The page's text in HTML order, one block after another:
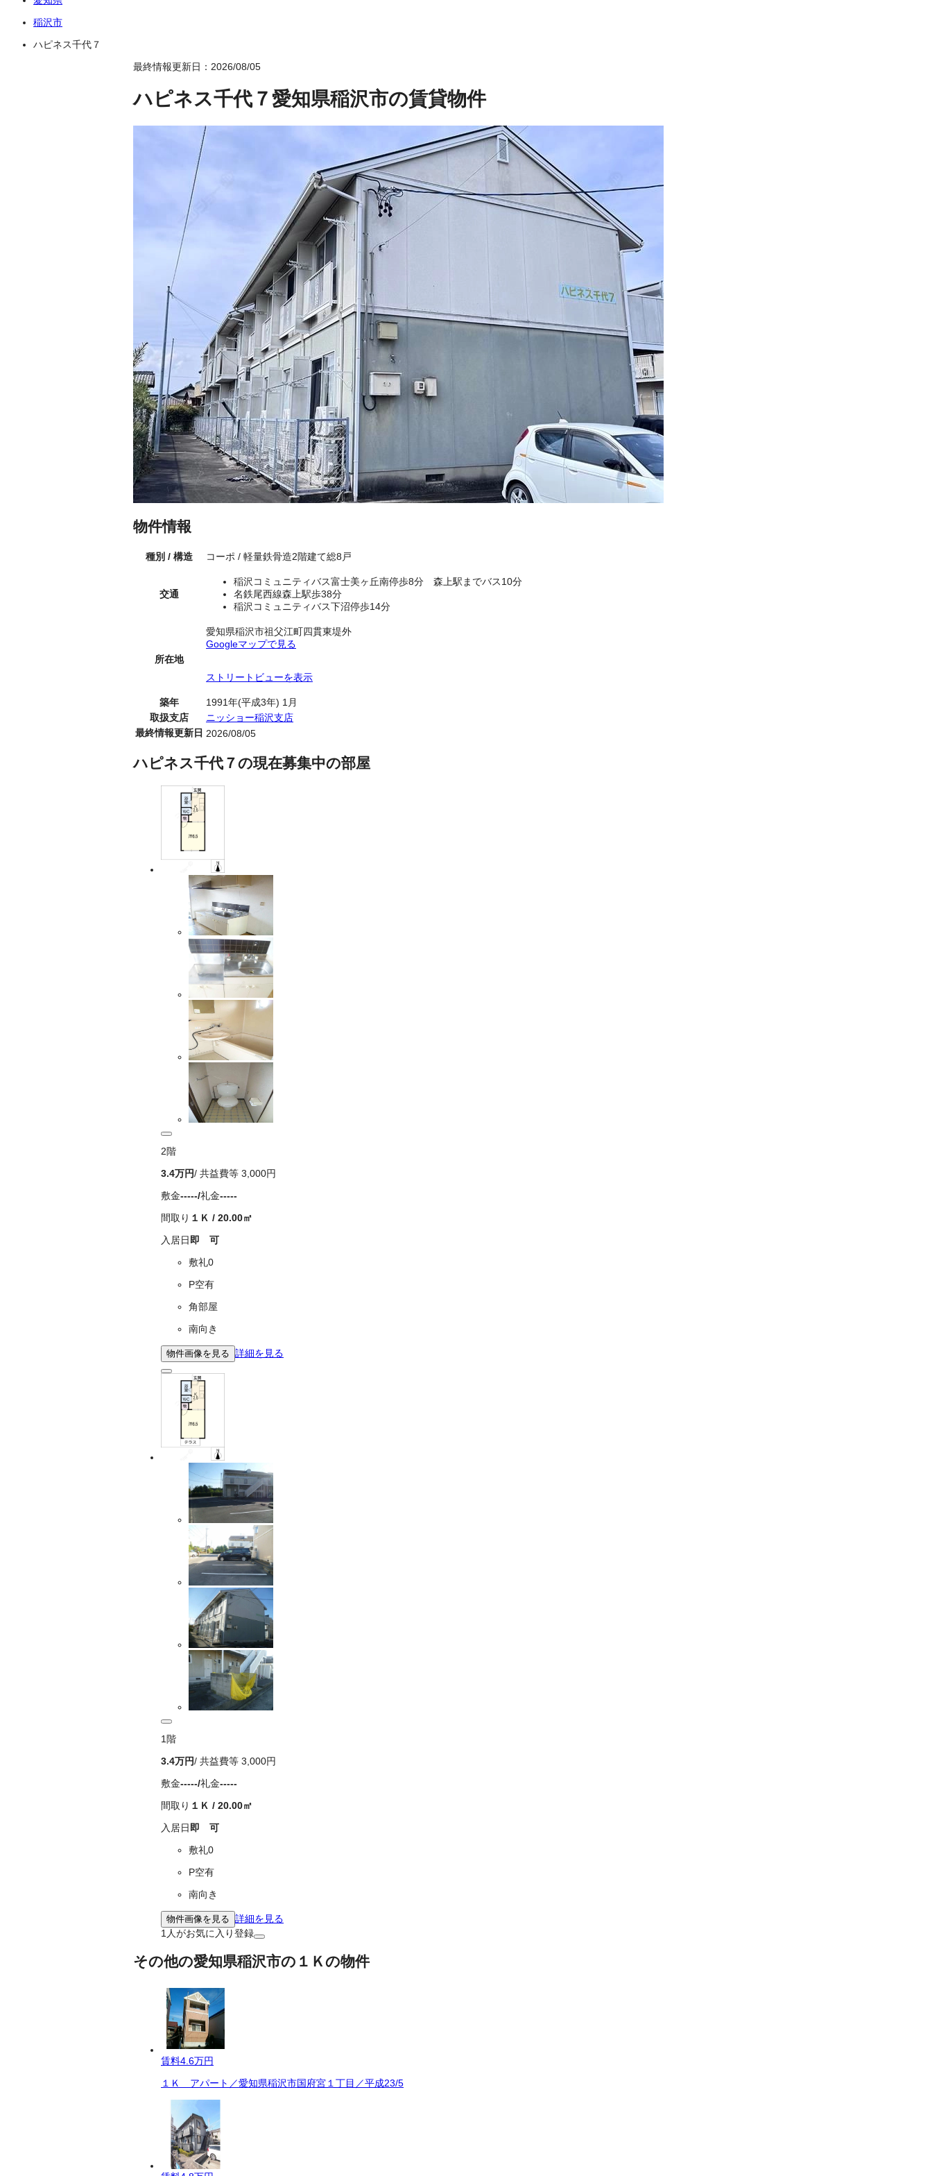
稲沢市
ハピネス千代７
最終情報更新日：2026/08/05
ハピネス千代７ 愛知県稲沢市の賃貸物件
物件情報
種別 / 構造 コーポ / 軽量鉄骨造2階建て総8戸
交通
稲沢コミュニティバス富士美ヶ丘南停歩8分 森上駅までバス10分
名鉄尾西線森上駅歩38分
稲沢コミュニティバス下沼停歩14分
所在地
愛知県稲沢市祖父江町四貫東堤外
Googleマップで見る
ストリートビューを表示
築年
1991年(平成3年) 1月
取扱支店
ニッショー稲沢支店
最終情報更新日 2026/08/05
ハピネス千代７の現在募集中の部屋
2階
3.4万円/ 共益費等 3,000円
敷金-----/礼金-----
間取り １Ｋ / 20.00㎡
入居日 即 可
敷礼0
P空有
角部屋
南向き
物件画像を見る 詳細を見る
1 階
3.4万円/ 共益費等 3,000円
敷金-----/礼金-----
間取り １Ｋ / 20.00㎡
入居日 即 可
敷礼0
P空有
南向き
物件画像を見る 詳細を見る
1 人がお気に入り登録
その他の愛知県稲沢市の１Ｋの物件
賃料4.6万円
１Ｋ アパート／愛知県稲沢市国府宮１丁目／平成23/5